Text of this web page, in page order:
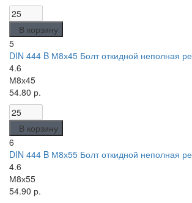
В корзину
5
DIN 444 B М8х45 Болт откидной неполная
4.6
М8х45
54.80 р.
В корзину
6
DIN 444 B М8х55 Болт откидной неполная
4.6
М8х55
54.90 р.